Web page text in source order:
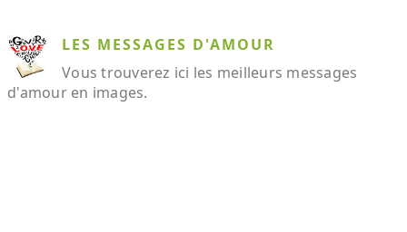
LES MESSAGES D'AMOUR
Vous trouverez ici les meilleurs messages
d'amour en images.